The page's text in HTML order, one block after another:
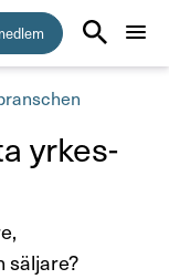
Start
Medlemskap
Råd & stöd
yrkes­
säljare?